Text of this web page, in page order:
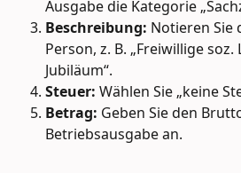
Ausgabe die Kategorie
Beschreibung: Notieren Sie
Person, z. B. „Freiwillige soz.
Jubiläum“.
Steuer: Wählen Sie „keine
Betrag: Geben Sie den
Betriebsausgabe an.